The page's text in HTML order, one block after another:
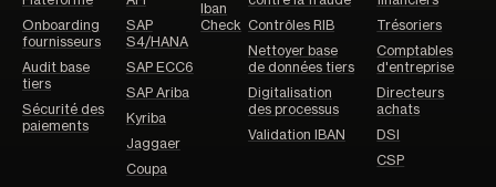
Onboarding
fournisseurs
Audit base
tiers
Sécurité des
paiements
SAP
S4/HANA
SAP ECC6
SAP Ariba
Kyriba
Jaggaer
Coupa
Iban
Check Contrôles RIB
Nettoyer base
de données tiers
Digitalisation
des processus
Validation IBAN
Trésoriers
Comptables
d'entreprise
Directeurs
achats
DSI
CSP